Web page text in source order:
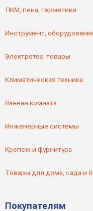
ЛКМ, пена, герметики
Инструмент,
Электротех. товары
Климатическая техника
Ванная комната
Инженерные системы
Крепеж и фурнитура
Товары для дома, сада и
Покупателям